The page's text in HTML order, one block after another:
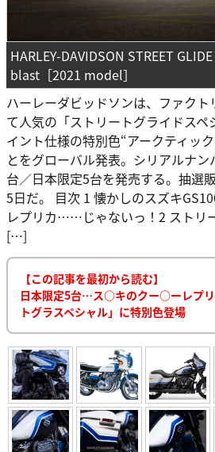
HARLEY-DAVIDSON STREET
blast［2021 model］
ハーレーダビッドソンは、ファク
て人気の「ストリートグライドス
イント仕様の特別色“アークティッ
とをグローバル発表。シリアルナ
台／日本限定5台を発売する。抽選
5日だ。 目次 1 懐かしのスズキ
レプリカ……じゃないっ！2 ストリ
[…]
【この記事を最初から読む】
日本限定5台…ス○キのクー○ーレプリ
トグラスペシャル」に特別色登場